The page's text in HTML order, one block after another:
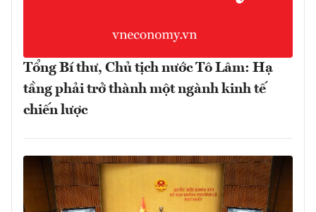
Tổng Bí thư, Chủ tịch nước Tô Lâm: Hạ
tầng phải trở thành một ngành kinh tế
chiến lược